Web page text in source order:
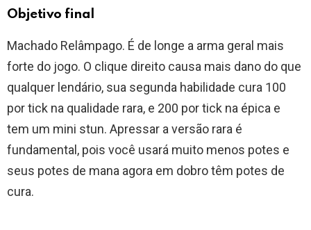
Objetivo final
Machado Relâmpago. É de longe a arma geral mais
forte do jogo. O clique direito causa mais dano do que
qualquer lendário, sua segunda habilidade cura 100
por tick na qualidade rara, e 200 por tick na épica e
tem um mini stun. Apressar a versão rara é
fundamental, pois você usará muito menos potes e
seus potes de mana agora em dobro têm potes de
cura.